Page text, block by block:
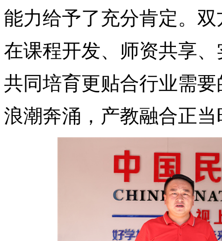
能力给予了充分肯定。
在课程开发、师资共享
共同培育更贴合行业需
浪潮奔涌，产教融合正当